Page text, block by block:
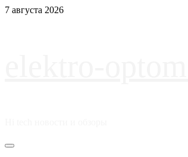
Перейти
7 августа 2026
Основное